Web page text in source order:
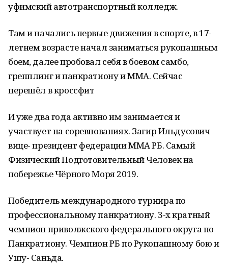
уфимский автотранспортный колледж.
Там и начались первые движения в спорте, в 17-
летнем возрасте начал заниматься рукопашным
боем, далее пробовал себя в боевом самбо,
грепплинг и панкратиону и ММА. Сейчас
перешёл в кроссфит
И уже два года активно им занимается и
участвует на соревнованиях. Загир Ильдусович
вице- президент федерации ММА РБ. Самый
Физический Подготовительный Человек на
побережье Чёрного Моря 2019.
Победитель международного турнира по
профессиональному панкратиону. 3-х кратный
чемпион приволжского федерального округа по
Панкратиону. Чемпион РБ по Рукопашному бою и
Ушу- Саньда.